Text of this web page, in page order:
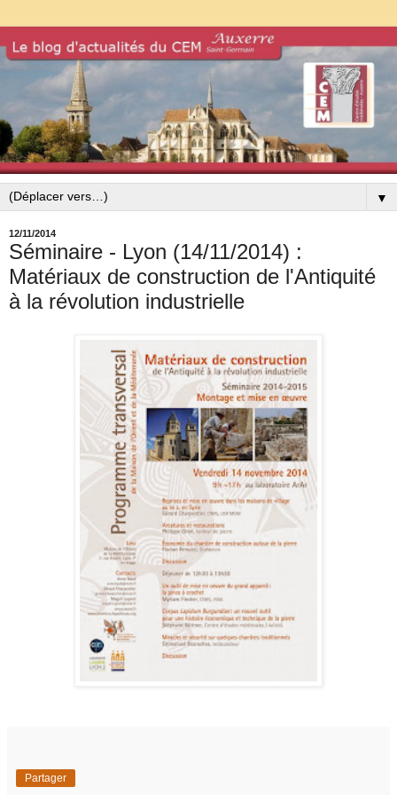
▼
12/11/2014
Séminaire - Lyon (14/11/2014) :
Matériaux de construction de l'Antiquité
à la révolution industrielle
Partager